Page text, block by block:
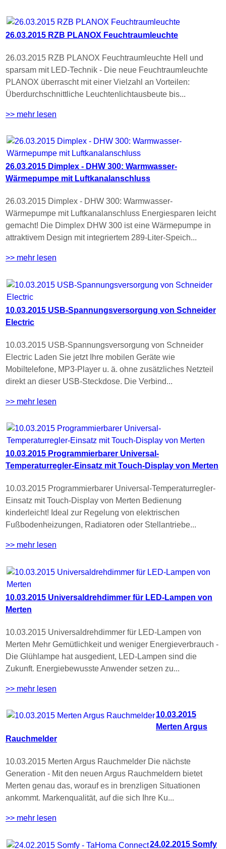
26.03.2015 RZB PLANOX Feuchtraumleuchte
26.03.2015 RZB PLANOX Feuchtraumleuchte Hell und
sparsam mit LED-Technik - Die neue Feuchtraumleuchte
PLANOX überrascht mit einer Vielzahl an Vorteilen:
Überdurchschnittliche Leuchtenlichtausbeute bis...
>> mehr lesen
26.03.2015 Dimplex - DHW 300: Warmwasser-
Wärmepumpe mit Luftkanalanschluss
26.03.2015 Dimplex - DHW 300: Warmwasser-
Wärmepumpe mit Luftkanalanschluss Energiesparen leicht
gemacht! Die Dimplex DHW 300 ist eine Wärmepumpe in
attraktivem Design mit integriertem 289-Liter-Speich...
>> mehr lesen
10.03.2015 USB-Spannungsversorgung von Schneider
Electric
10.03.2015 USB-Spannungsversorgung von Schneider
Electric Laden Sie jetzt Ihre mobilen Geräte wie
Mobiltelefone, MP3-Player u. ä. ohne zusätzliches Netzteil
direkt an dieser USB-Steckdose. Die Verbind...
>> mehr lesen
10.03.2015 Programmierbarer Universal-
Temperaturregler-Einsatz mit Touch-Display von Merten
10.03.2015 Programmierbarer Universal-Temperaturregler-
Einsatz mit Touch-Display von Merten Bedienung
kinderleicht! Ideal zur Regelung von elektrischen
Fußbodenheizungen, Radiatoren oder Stellantriebe...
>> mehr lesen
10.03.2015 Universaldrehdimmer für LED-Lampen von
Merten
10.03.2015 Universaldrehdimmer für LED-Lampen von
Merten Mehr Gemütlichkeit und weniger Energieverbrauch -
Die Glühlampe hat ausgedient, LED-Lampen sind die
Zukunft. Energiebewusste Anwender setzen zu...
>> mehr lesen
10.03.2015
Merten Argus
Rauchmelder
10.03.2015 Merten Argus Rauchmelder Die nächste
Generation - Mit den neuen Argus Rauchmeldern bietet
Merten genau das, worauf es in brenzligen Situationen
ankommt. Markenqualität, auf die sich Ihre Ku...
>> mehr lesen
24.02.2015 Somfy